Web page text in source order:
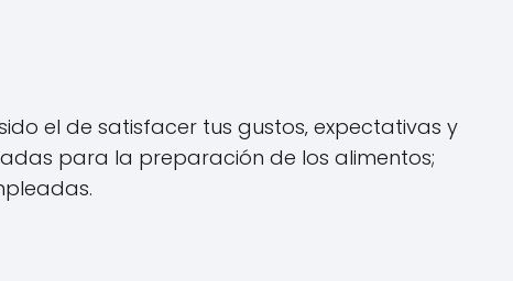
el de satisfacer tus gustos‚ expectativas y
para la preparación de los alimentos;